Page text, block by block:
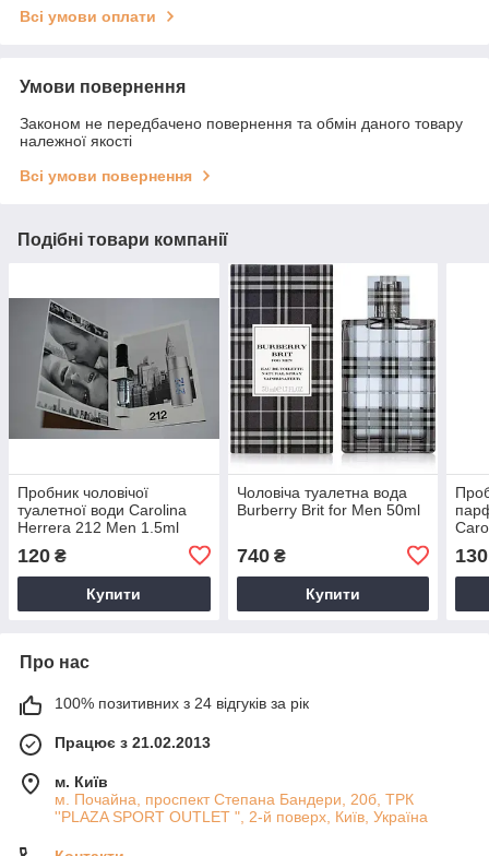
Всі умови оплати
Умови повернення
Законом не передбачено повернення та обмін даного товару
належної якості
Всі умови повернення
Подібні товари компанії
Пробник чоловічої
туалетної води Carolina
Herrera 212 Men 1.5ml
120 ₴
Купити
Чоловіча туалетна вода
Burberry Brit for Men 50ml
740₴
Купити
130
Про нас
100% позитивних з 24 відгуків за рік
Працює з 21.02.2013
м. Київ
м. Почайна, проспект Степана Бандери, 20б, ТРК
''PLAZA SPORT OUTLET ", 2-й поверх, Київ, Україна